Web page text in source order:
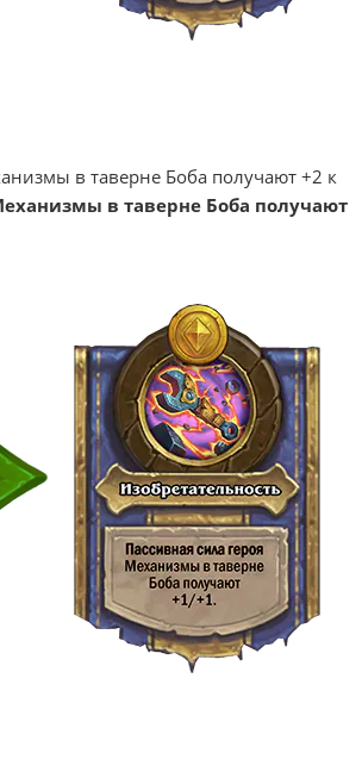
в таверне Боба получают +2 к
в таверне Боба получают